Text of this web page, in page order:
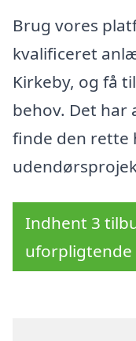
Brug vores
kvalificeret
Kirkeby, og få
behov. Det
finde den rette
Indhent 3
uforpligtende